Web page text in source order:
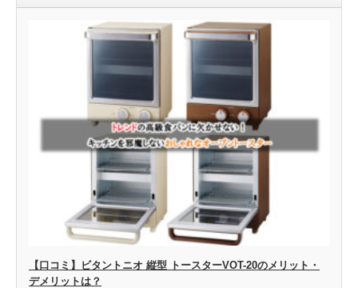
【口コミ】ビタントニオ 縦型 トースターVOT-20のメリット・
デメリットは？